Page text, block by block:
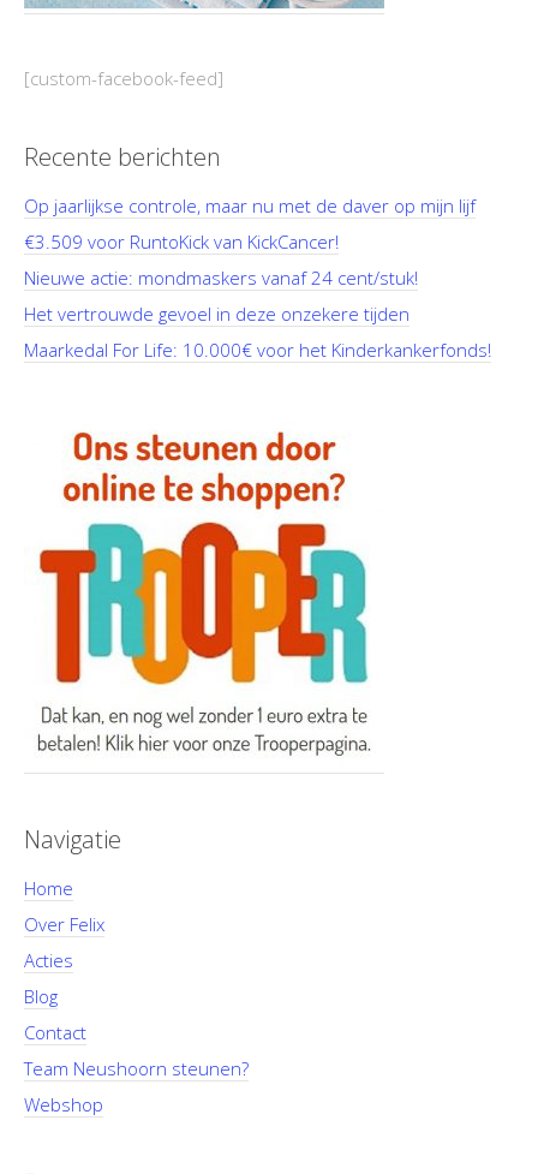
[custom-facebook-feed]
Recente berichten
Op jaarlijkse controle, maar nu met de daver op mijn lijf
€3.509 voor RuntoKick van KickCancer!
Nieuwe actie: mondmaskers vanaf 24 cent/stuk!
Het vertrouwde gevoel in deze onzekere tijden
Maarkedal For Life: 10.000€ voor het Kinderkankerfonds!
Navigatie
Home
Over Felix
Acties
Blog
Contact
Team Neushoorn steunen?
Webshop